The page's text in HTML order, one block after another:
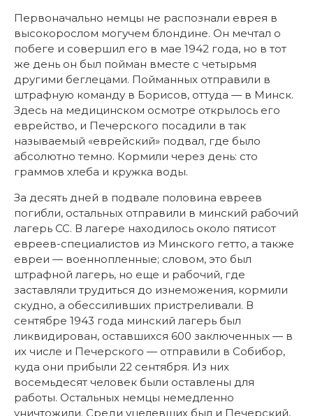
Первоначально немцы не распознали еврея в
высокорослом могучем блондине. Он мечтал о
побеге и совершил его в мае 1942 года, но в тот
же день он был пойман вместе с четырьмя
другими беглецами. Пойманных отправили в
штрафную команду в Борисов, оттуда — в Минск.
Здесь на медицинском осмотре открылось его
еврейство, и Печерского посадили в так
называемый «еврейский» подвал, где было
абсолютно темно. Кормили через день: сто
граммов хлеба и кружка воды.
За десять дней в подвале половина евреев
погибли, остальных отправили в минский рабочий
лагерь СС. В лагере находилось около пятисот
евреев-специалистов из Минского гетто, а также
евреи — военнопленные; словом, это был
штрафной лагерь, но еще и рабочий, где
заставляли трудиться до изнеможения, кормили
скудно, а обессиливших пристреливали. В
сентябре 1943 года минский лагерь был
ликвидирован, оставшихся 600 заключенных — в
их числе и Печерского — отправили в Собибор,
куда они прибыли 22 сентября. Из них
восемьдесят человек были оставлены для
работы. Остальных немцы немедленно
уничтожили. Среди уцелевших был и Печерский,